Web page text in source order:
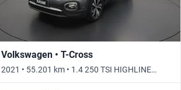
Volkswagen • T-Cross
2021 • 55.201 km • 1.4 250 TSI HIGHLINE
AUTO • Automático